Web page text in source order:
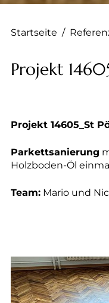
Startseite /
Projekt
Projekt 14605_St
Parkettsanierung
Holzboden-Öl
Team: Mario und